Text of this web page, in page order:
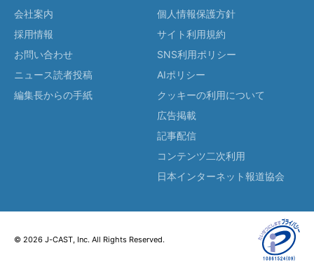
会社案内
採用情報
お問い合わせ
ニュース読者投稿
編集長からの手紙
個人情報保護方針
サイト利用規約
SNS利用ポリシー
AIポリシー
クッキーの利用について
広告掲載
記事配信
コンテンツ二次利用
日本インターネット報道協会
© 2026 J-CAST, Inc. All Rights Reserved.